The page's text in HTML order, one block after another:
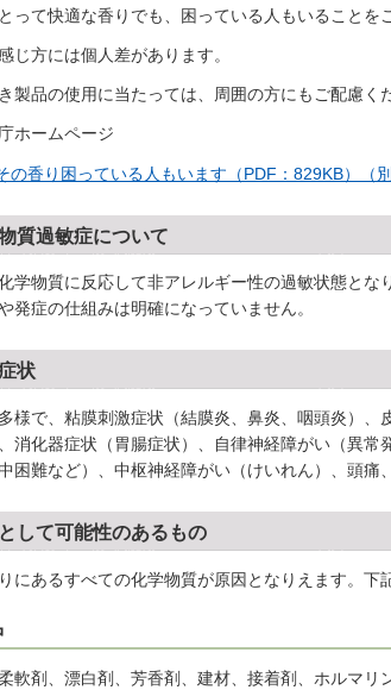
って快適な香りでも、困っている人もいることを
じ方には個人差があります。
製品の使用に当たっては、周囲の方にもご配慮く
ホームページ
の香り困っている人もいます（PDF：829KB）（
質過敏症について
学物質に反応して非アレルギー性の過敏状態と
発症の仕組みは明確になっていません。
状
様で、粘膜刺激症状（結膜炎、鼻炎、咽頭炎）
消化器症状（胃腸症状）、自律神経障がい（異
困難など）、中枢神経障がい（けいれん）、頭痛
して可能性のあるもの
にあるすべての化学物質が原因となりえます。下
軟剤、漂白剤、芳香剤、建材、接着剤、ホルマ